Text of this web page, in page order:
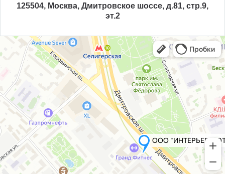
125504, Москва, Дмитровское шоссе, д.81, стр.9,
эт.2